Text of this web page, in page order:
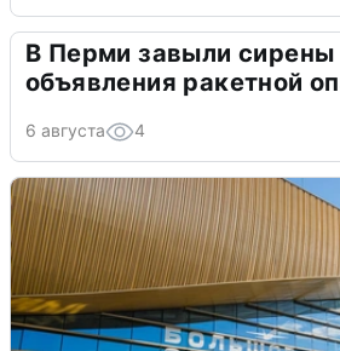
В Перми завыли сирены
объявления ракетной
6 августа 4